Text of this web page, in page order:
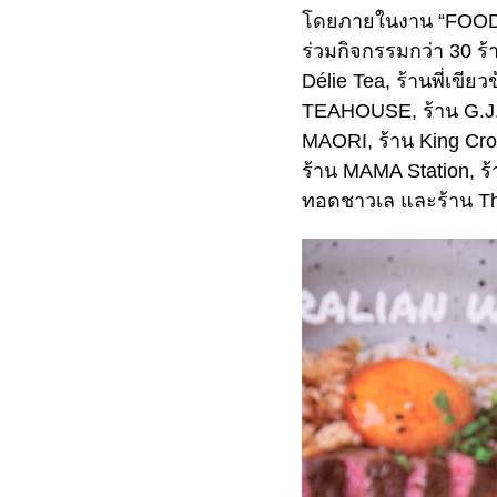
โดยภายในงาน
ร่วมกิจกรรมกว่า 30
Délie Tea, ร้านพี่เขีย
TEAHOUSE, ร้าน
MAORI, ร้าน King
ร้าน MAMA Station,
ทอดชาวเล และร้าน